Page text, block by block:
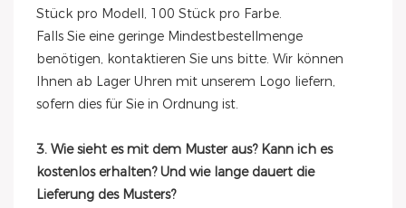
Stück pro Modell, 100 Stück pro Farbe.
Falls Sie eine geringe Mindestbestellmenge
benötigen, kontaktieren Sie uns bitte. Wir können
Ihnen ab Lager Uhren mit unserem Logo liefern,
sofern dies für Sie in Ordnung ist.
3. Wie sieht es mit dem Muster aus? Kann ich es
kostenlos erhalten? Und wie lange dauert die
Lieferung des Musters?